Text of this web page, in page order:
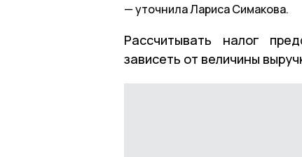
уточнила Лариса Симакова.
Рассчитывать налог
зависеть от величины